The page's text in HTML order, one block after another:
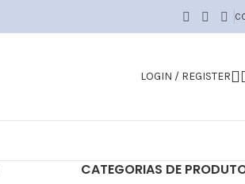
LOGIN / REGISTER
CATEGORIAS DE